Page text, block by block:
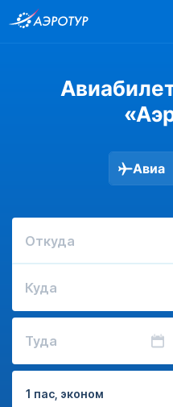
Авиа
Откуда
Куда
Туда
1 пас, эконом